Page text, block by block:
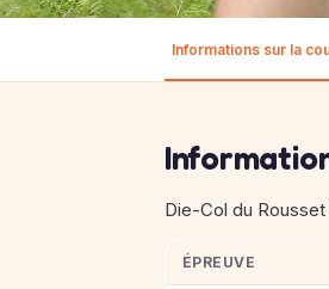
Informations sur la
Die-Col du
ÉPREUVE